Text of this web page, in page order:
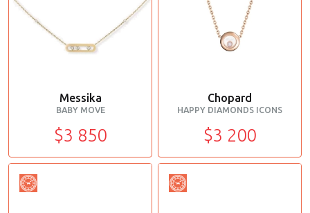
Messika
BABY MOVE
$3 850
Chopard
HAPPY DIAMONDS ICONS
$3 200